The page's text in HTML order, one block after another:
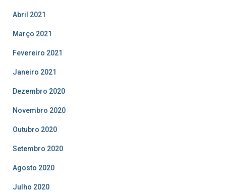
Abril 2021
Março 2021
Fevereiro 2021
Janeiro 2021
Dezembro 2020
Novembro 2020
Outubro 2020
Setembro 2020
Agosto 2020
Julho 2020